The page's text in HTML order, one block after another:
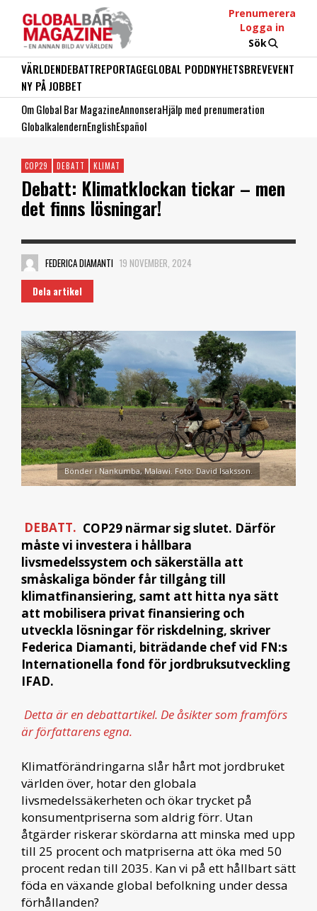
Prenumerera
Logga in
Sök
VÄRLDENDEBATTREPORTAGEGLOBAL PODDNYHETSBREVEVENT
NY PÅ JOBBET
Om Global Bar MagazineAnnonseraHjälp med prenumeration
GlobalkalendernEnglishEspañol
COP29 DEBATT KLIMAT
Debatt: Klimatklockan tickar – men
det finns lösningar!
FEDERICA DIAMANTI 19 NOVEMBER, 2024
Dela artikel
Bönder i Nankumba, Malawi. Foto: David Isaksson.
DEBATT. COP29 närmar sig slutet. Därför
måste vi investera i hållbara
livsmedelssystem och säkerställa att
småskaliga bönder får tillgång till
klimatfinansiering, samt att hitta nya sätt
att mobilisera privat finansiering och
utveckla lösningar för riskdelning, skriver
Federica Diamanti, biträdande chef vid FN:s
Internationella fond för jordbruksutveckling
IFAD.
Detta är en debattartikel. De åsikter som framförs
är författarens egna.
Klimatförändringarna slår hårt mot jordbruket
världen över, hotar den globala
livsmedelssäkerheten och ökar trycket på
konsumentpriserna som aldrig förr. Utan
åtgärder riskerar skördarna att minska med upp
till 25 procent och matpriserna att öka med 50
procent redan till 2035. Kan vi på ett hållbart sätt
föda en växande global befolkning under dessa
förhållanden?